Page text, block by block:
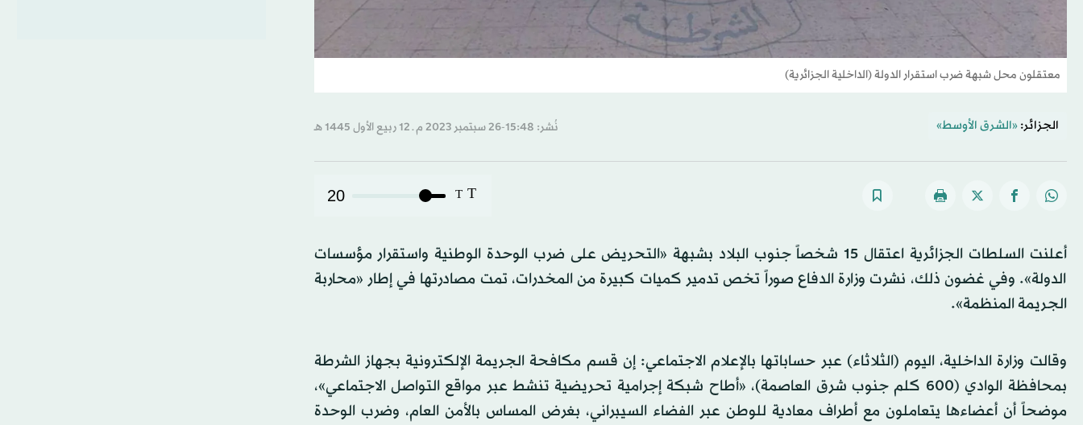
معتقلون محل شبهة ضرب استقرار الدولة (الداخلية الجزائرية)
الجزائر: «الشرق الأوسط» نُشر: 15:48-26 سبتمبر 2023 م ـ 12 ربيع الأول 1445 هـ
T
T
20
أعلنت السلطات الجزائرية اعتقال 15 شخصاً جنوب البلاد بشبهة «التحريض على ضرب الوحدة الوطنية واستقرار مؤسسات
الدولة». وفي غضون ذلك، نشرت وزارة الدفاع صوراً تخص تدمير كميات كبيرة من المخدرات، تمت مصادرتها في إطار «محاربة
الجريمة المنظمة».
وقالت وزارة الداخلية، اليوم (الثلاثاء) عبر حساباتها بالإعلام الاجتماعي: إن قسم مكافحة الجريمة الإلكترونية بجهاز الشرطة
بمحافظة الوادي (600 كلم جنوب شرق العاصمة)، «أطاح شبكة إجرامية تحريضية تنشط عبر مواقع التواصل الاجتماعي»،
موضحاً أن أعضاءها يتعاملون مع أطراف معادية للوطن عبر الفضاء السيبراني، بغرض المساس بالأمن العام، وضرب الوحدة